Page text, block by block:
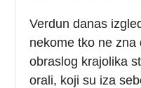
Verdun danas
nekome tko ne zna
obraslog krajolika
orali, koji su iza